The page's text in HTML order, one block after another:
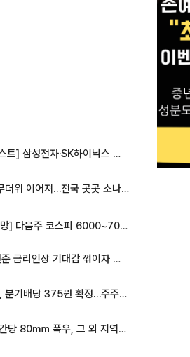
[베스트&워스트] 삼성전자·SK하이닉스 밀린 한 주…상상인증권은 85% 급등
35도 안팎 무더위 이어져…전국 곳곳 소나기 [오늘 날씨]
[주간증시전망] 다음주 코스피 6000~7000⋯“外人 수급은 정책이 변수”
뉴욕증시, 연준 금리인상 기대감 꺾이자 상승...S&P500 사상 최고치 [종합]
SK하이닉스, 분기배당 375원 확정…주주환원책 9월로 앞당겨 발표
동해안은 시간당 80㎜ 폭우, 그 외 지역은 폭염…‘극과 극 날씨’